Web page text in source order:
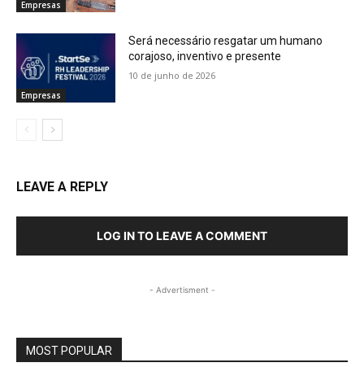
Empresas
Empresas
Será necessário resgatar um humano
corajoso, inventivo e presente
10 de junho de 2026
LEAVE A REPLY
LOG IN TO LEAVE A COMMENT
- Advertisment -
MOST POPULAR